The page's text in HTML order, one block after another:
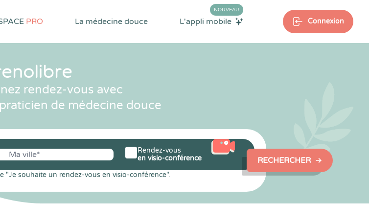
PRO La médecine douce L'appli mobile
NOUVEAU
Connexion
rendez-vous avec
de médecine douce
"Je souhaite un rendez-vous en visio-conférence".
Rendez-vous
en visio-conférence
RECHERCHER